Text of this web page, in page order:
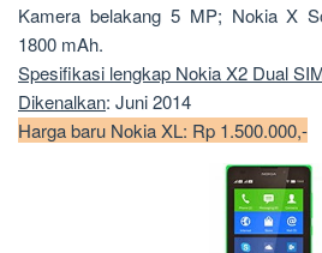
Kamera belakang 5 MP; Nokia X
1800 mAh.
Spesifikasi lengkap Nokia X2 Dual
Dikenalkan: Juni 2014
Harga baru Nokia XL: Rp 1.500.000,-